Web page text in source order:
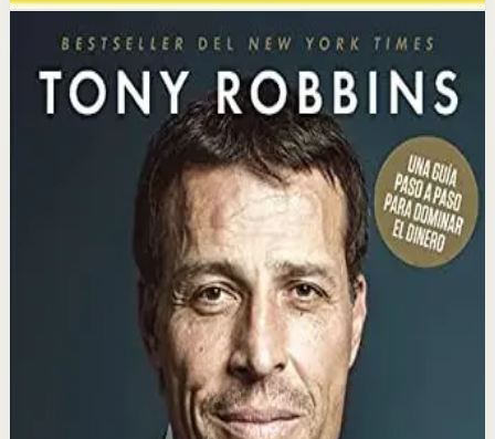
Inquebrantable
Tony Robbins ofrece una guía práctica para lograr la
libertad financiera, desmintiendo los mitos de las
inversiones y presentando estrategias simples que
cualquier persona puede aplicar para construir riqueza
y seguridad económica.
Este libro importa porque demuestra que la libertad
financiera es alcanzable para cualquiera,
independientemente de su situación actual, con los
hábitos correctos y la mentalidad adecuada.